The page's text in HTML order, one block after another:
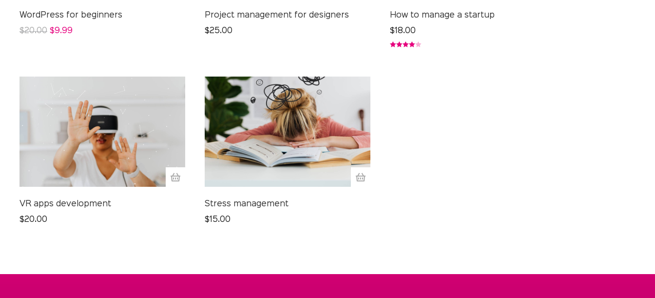
WordPress for beginners
$20.00 $9.99
Project management for designers
$25.00
How to manage a startup
$18.00
VR apps development
$20.00
Stress management
$15.00